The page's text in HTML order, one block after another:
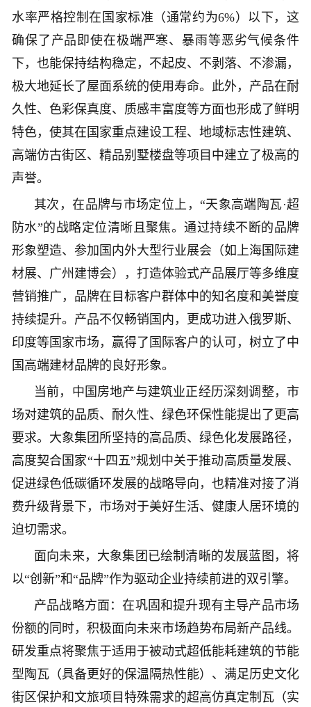
水率严格控制在国家标准（通常约为6%）以下，这
确保了产品即使在极端严寒、暴雨等恶劣气候条件
下，也能保持结构稳定，不起皮、不剥落、不渗漏，
极大地延长了屋面系统的使用寿命。此外，产品在耐
久性、色彩保真度、质感丰富度等方面也形成了鲜明
特色，使其在国家重点建设工程、地域标志性建筑、
高端仿古街区、精品别墅楼盘等项目中建立了极高的
声誉。
其次，在品牌与市场定位上，“天象高端陶瓦·超
防水”的战略定位清晰且聚焦。通过持续不断的品牌
形象塑造、参加国内外大型行业展会（如上海国际建
材展、广州建博会），打造体验式产品展厅等多维度
营销推广，品牌在目标客户群体中的知名度和美誉度
持续提升。产品不仅畅销国内，更成功进入俄罗斯、
印度等国家市场，赢得了国际客户的认可，树立了中
国高端建材品牌的良好形象。
当前，中国房地产与建筑业正经历深刻调整，市
场对建筑的品质、耐久性、绿色环保性能提出了更高
要求。大象集团所坚持的高品质、绿色化发展路径，
高度契合国家“十四五”规划中关于推动高质量发展、
促进绿色低碳循环发展的战略导向，也精准对接了消
费升级背景下，市场对于美好生活、健康人居环境的
迫切需求。
面向未来，大象集团已绘制清晰的发展蓝图，将
以“创新”和“品牌”作为驱动企业持续前进的双引擎。
产品战略方面：在巩固和提升现有主导产品市场
份额的同时，积极面向未来市场趋势布局新产品线。
研发重点将聚焦于适用于被动式超低能耗建筑的节能
型陶瓦（具备更好的保温隔热性能）、满足历史文化
街区保护和文旅项目特殊需求的超高仿真定制瓦（实